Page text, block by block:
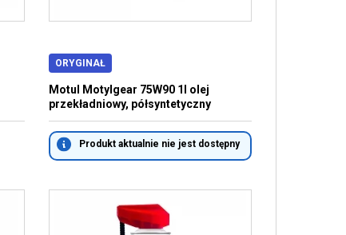
ORYGINAŁ
Motul Motylgear 75W90 1l olej
przekładniowy, półsyntetyczny
Produkt aktualnie nie jest dostępny